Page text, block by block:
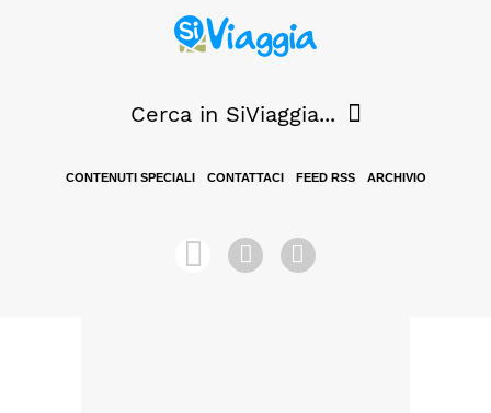
Cerca in SiViaggia...
CONTENUTI SPECIALI CONTATTACI FEED RSS ARCHIVIO